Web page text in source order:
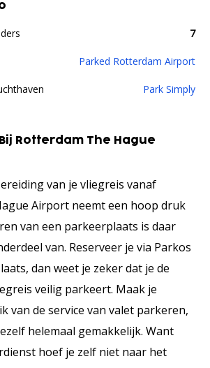
7
Parked Rotterdam Airport
Park Simply
Rotterdam The Hague
van je vliegreis vanaf
Airport neemt een hoop druk
van een parkeerplaats is daar
van. Reserveer je via Parkos
dan weet je zeker dat je de
veilig parkeert. Maak je
van de service van valet parkeren,
helemaal gemakkelijk. Want
hoef je zelf niet naar het